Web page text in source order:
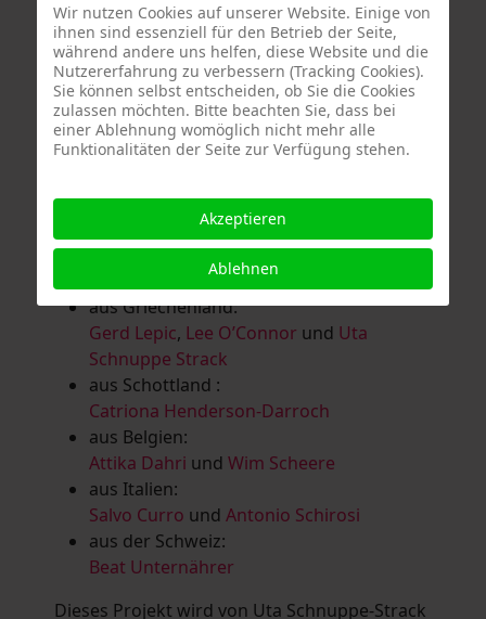
Eric Schaftlein.
aus den Niederlanden:
Dorrety Brookhuis,Natalia Dik,Elise
EekhoutundHenny Schaapman
aus Deutschland:
Salomé Herbst,Andrea Jungnitsch,
Lanzl,Heidrun MalComes,Christa Mayer-
Guntram Prochaska
Schaub,Vera Schaub,Birgit Schweimler &
Serge DevadderundRolf Thärichen
aus Griechenland:
Gerd Lepic, Lee O’Connor und Uta
Schnuppe Strack
aus Schottland :
Catriona Henderson-Darroch
aus Belgien:
Attika Dahri und Wim Scheere
aus Italien:
Salvo Curro und Antonio Schirosi
aus der Schweiz:
Beat Unternährer
Dieses Projekt wird von Uta Schnuppe-Strack
Wir nutzen Cookies auf unserer Website. Einige von
ihnen sind essenziell für den Betrieb der Seite,
während andere uns helfen, diese Website und die
Nutzererfahrung zu verbessern (Tracking Cookies).
Sie können selbst entscheiden, ob Sie die Cookies
zulassen möchten. Bitte beachten Sie, dass bei
einer Ablehnung womöglich nicht mehr alle
Funktionalitäten der Seite zur Verfügung stehen.
Akzeptieren
Ablehnen